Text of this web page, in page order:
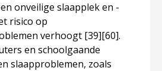
onveilige slaapplek en -
risico op
verhoogt [39][60].
en schoolgaande
slaapproblemen, zoals